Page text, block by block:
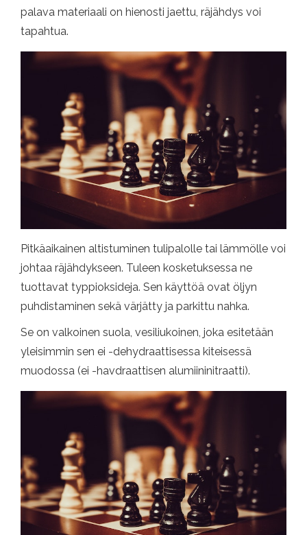
palava materiaali on hienosti jaettu, räjähdys voi
tapahtua.
Pitkäaikainen altistuminen tulipalolle tai lämmölle voi
johtaa räjähdykseen. Tuleen kosketuksessa ne
tuottavat typpioksideja. Sen käyttöä ovat öljyn
puhdistaminen sekä värjätty ja parkittu nahka.
Se on valkoinen suola, vesiliukoinen, joka esitetään
yleisimmin sen ei -dehydraattisessa kiteisessä
muodossa (ei -havdraattisen alumiininitraatti).